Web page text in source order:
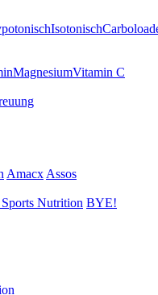
Isotonisch
MagnesiumVitamin C
Amacx Assos
Nutrition BYE!